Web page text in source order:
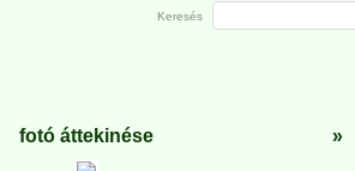
fotó áttekinése »
Keresés